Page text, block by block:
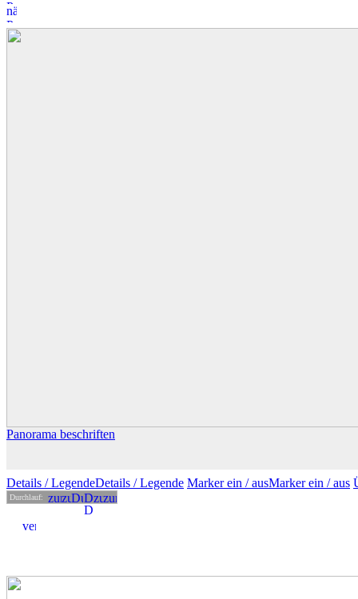
Panorama beschriften
Details / LegendeDetails /Legende Marker ein /ausMarkerein / aus
Durchlauf: